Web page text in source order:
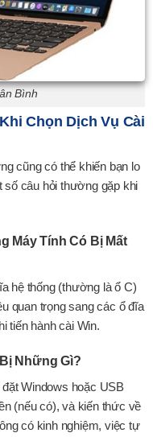
Bình
Chọn Dịch Vụ Cài
cũng có thể khiến bạn lo
số câu hỏi thường gặp khi
Máy Tính Có Bị Mất
hệ thống (thường là ổ C)
quan trọng sang các ổ đĩa
tiến hành cài Win.
Những Gì?
Windows hoặc USB
(nếu có), và kiến thức về
có kinh nghiệm, việc tự